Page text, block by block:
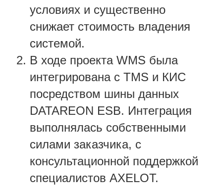
условиях и существенно
снижает стоимость владения
системой.
В ходе проекта WMS была
интегрирована с TMS и КИС
посредством шины данных
DATAREON ESB. Интеграция
выполнялась собственными
силами заказчика, с
консультационной поддержкой
специалистов AXELOT.